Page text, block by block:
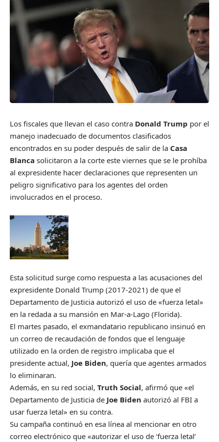
Los fiscales que llevan el caso contra Donald Trump por el
manejo inadecuado de documentos clasificados
encontrados en su poder después de salir de la Casa
Blanca solicitaron a la corte este viernes que se le prohíba
al expresidente hacer declaraciones que representen un
peligro significativo para los agentes del orden
involucrados en el proceso.
Esta solicitud surge como respuesta a las acusaciones del
expresidente Donald Trump (2017-2021) de que el
Departamento de Justicia autorizó el uso de «fuerza letal»
en la redada a su mansión en Mar-a-Lago (Florida).
El martes pasado, el exmandatario republicano insinuó en
un correo de recaudación de fondos que el lenguaje
utilizado en la orden de registro implicaba que el
presidente actual, Joe Biden, quería que agentes armados
lo eliminaran.
Además, en su red social, Truth Social, afirmó que «el
Departamento de Justicia de Joe Biden autorizó al FBI a
usar fuerza letal» en su contra.
Su campaña continuó en esa línea al mencionar en otro
correo electrónico que «autorizar el uso de ‘fuerza letal’